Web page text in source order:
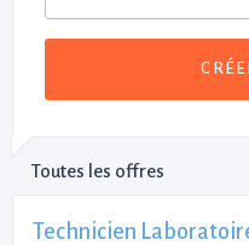
Toutes les offres
Technicien